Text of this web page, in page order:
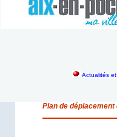
Actualités
Plan de